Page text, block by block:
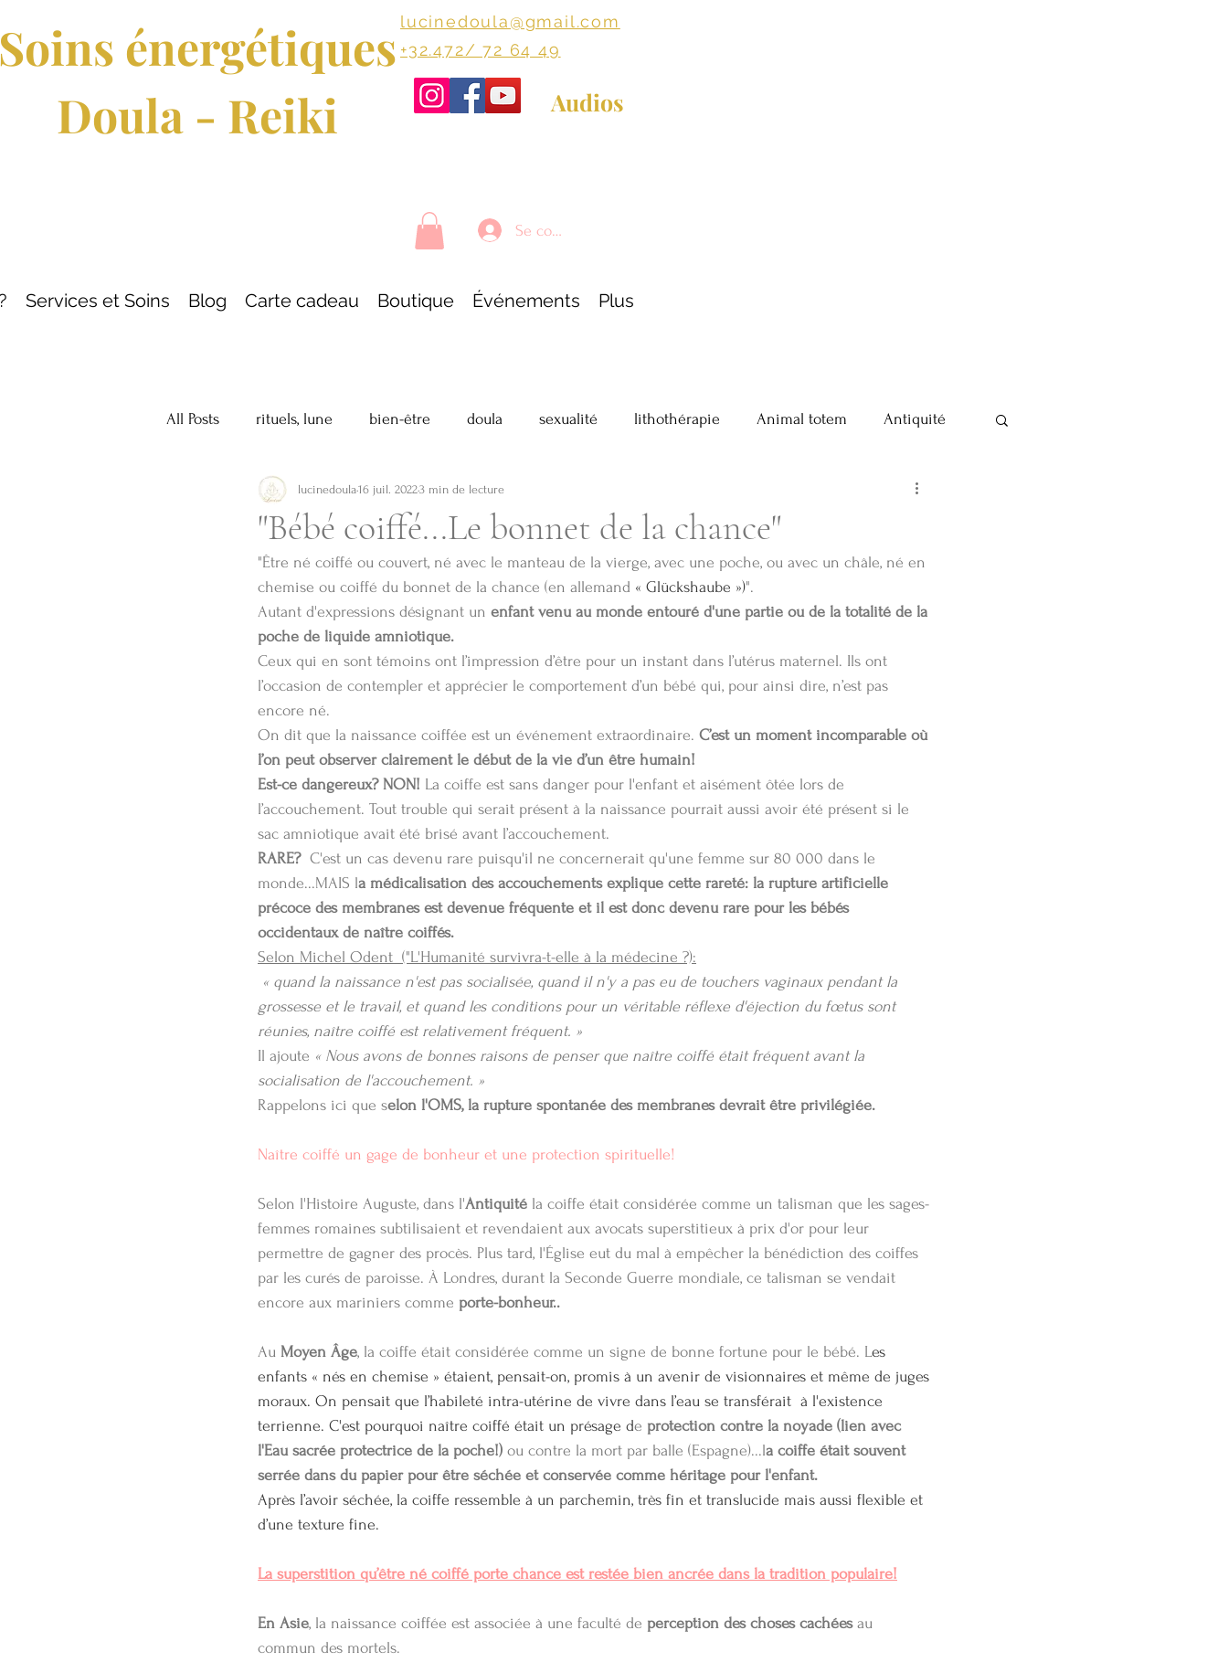
énergétiques
Doula - Reiki
lucinedoula@gmail.com
+32.472/ 72 64 49
Audios
Se connecter
Services et Soins Blog Carte cadeau Boutique Événements Plus
All Posts rituels, lune bien-être doula sexualité lithothérapie Animal totem Antiquité
recettes aromathérapie Ma vie de doula
Grossesse Spiritualité, textes sacrés Chant prénatal
"Bébé coiffé...Le bonnet de la chance"
lucinedoula16 juil. 20223 min de lecture
"Être né coiffé ou couvert, né avec le manteau de la vierge, avec une poche, ou avec un châle, né en
chemise ou coiffé du bonnet de la chance (en allemand « Glückshaube »)".
Autant d'expressions désignant un enfant venu au monde entouré d'une partie ou de la totalité de la
poche de liquide amniotique.
Ceux qui en sont témoins ont l’impression d’être pour un instant dans l’utérus maternel. Ils ont
l’occasion de contempler et apprécier le comportement d’un bébé qui, pour ainsi dire, n’est pas
encore né.
On dit que la naissance coiffée est un événement extraordinaire. C’est un moment incomparable où
l’on peut observer clairement le début de la vie d’un être humain!
Est-ce dangereux? NON! La coiffe est sans danger pour l'enfant et aisément ôtée lors de
l’accouchement. Tout trouble qui serait présent à la naissance pourrait aussi avoir été présent si le
sac amniotique avait été brisé avant l’accouchement.
RARE?
  C'est un cas devenu rare puisqu'il ne concernerait qu'une femme sur 80 000 dans le
monde...MAIS la médicalisation des accouchements explique cette rareté: la rupture artificielle
précoce des membranes est devenue fréquente et il est donc devenu rare pour les bébés
occidentaux de naître coiffés.
Selon Michel Odent  ("L'Humanité survivra-t-elle à la médecine ?):
« quand la naissance n'est pas socialisée, quand il n'y a pas eu de touchers vaginaux pendant la
grossesse et le travail, et quand les conditions pour un véritable réflexe d'éjection du fœtus sont
réunies, naître coiffé est relativement fréquent. »
Il ajoute « Nous avons de bonnes raisons de penser que naître coiffé était fréquent avant la
socialisation de l'accouchement. »
Rappelons ici que selon l'OMS, la rupture spontanée des membranes devrait être privilégiée.
Naître coiffé un gage de bonheur et une protection spirituelle!
Selon l'Histoire Auguste, dans l'Antiquité la coiffe était considérée comme un talisman que les sages-
femmes romaines subtilisaient et revendaient aux avocats superstitieux à prix d'or pour leur
permettre de gagner des procès. Plus tard, l'Église eut du mal à empêcher la bénédiction des coiffes
par les curés de paroisse. À Londres, durant la Seconde Guerre mondiale, ce talisman se vendait
encore aux mariniers comme porte-bonheur..
Au Moyen Âge, la coiffe était considérée comme un signe de bonne fortune pour le bébé. Les
enfants « nés en chemise » étaient, pensait-on, promis à un avenir de visionnaires et même de juges
moraux. On pensait que l’habileté intra-utérine de vivre dans l’eau se transférait  à l'existence
terrienne. C'est pourquoi naître coiffé était un présage de protection contre la noyade (lien avec
l'Eau sacrée protectrice de la poche!) ou contre la mort par balle (Espagne)...la coiffe était souvent
serrée dans du papier pour être séchée et conservée comme héritage pour l'enfant.
Après l’avoir séchée, la coiffe ressemble à un parchemin, très fin et translucide mais aussi flexible et
d’une texture fine.
La superstition qu’être né coiffé porte chance est restée bien ancrée dans la tradition populaire!
En Asie, la naissance coiffée est associée à une faculté de perception des choses cachées au
commun des mortels.